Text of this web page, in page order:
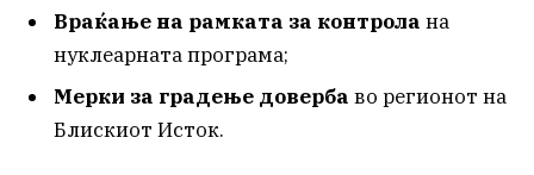
Враќање на рамката за контрола на
нуклеарната програма;
Мерки за градење доверба во регионот на
Блискиот Исток.